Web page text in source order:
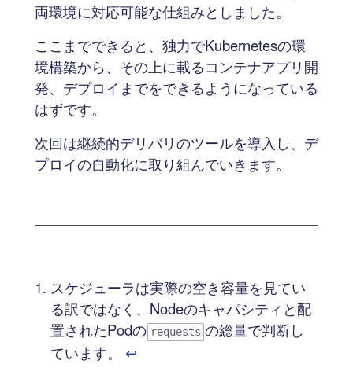
両環境に対応可能な仕組みとしました。
ここまでできると、独力でKubernetesの環
境構築から、その上に載るコンテナアプリ開
発、デプロイまでをできるようになっている
はずです。
次回は継続的デリバリのツールを導入し、デ
プロイの自動化に取り組んでいきます。
スケジューラは実際の空き容量を見てい
る訳ではなく、Nodeのキャパシティと配
置されたPodの requests の総量で判断し
ています。 ↩︎